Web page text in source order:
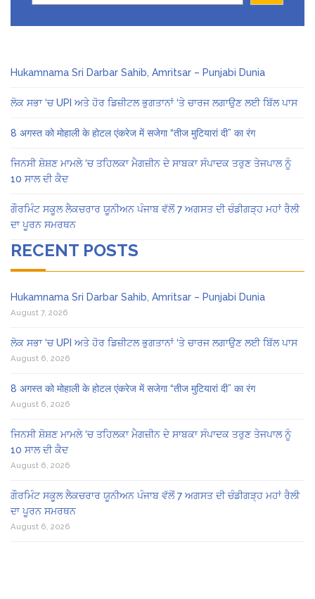
Hukamnama Sri Darbar Sahib, Amritsar – Punjabi Dunia
ਲੋਕ ਸਭਾ ‘ਚ UPI ਅਤੇ ਹੋਰ ਡਿਜ਼ੀਟਲ ਭੁਗਤਾਨਾਂ ‘ਤੇ ਚਾਰਜ ਲਗਾਉਣ ਲਈ ਬਿੱਲ ਪਾਸ
8 अगस्त को मोहाली के होटल एंकरेज में सजेगा “तीज मुटियारां दी” का रंग
ਜਿਨਸੀ ਸ਼ੋਸ਼ਣ ਮਾਮਲੇ ‘ਚ ਤਹਿਲਕਾ ਮੈਗਜ਼ੀਨ ਦੇ ਸਾਬਕਾ ਸੰਪਾਦਕ ਤਰੁਣ ਤੇਜਪਾਲ ਨੂੰ
10 ਸਾਲ ਦੀ ਕੈਦ
ਗੌਰਮਿੰਟ ਸਕੂਲ ਲੈਕਚਰਾਰ ਯੂਨੀਅਨ ਪੰਜਾਬ ਵੱਲੋਂ 7 ਅਗਸਤ ਦੀ ਚੰਡੀਗੜ੍ਹ ਮਹਾਂ ਰੈਲੀ
ਦਾ ਪੂਰਨ ਸਮਰਥਨ
RECENT POSTS
Hukamnama Sri Darbar Sahib, Amritsar – Punjabi Dunia
August 7, 2026
ਲੋਕ ਸਭਾ ‘ਚ UPI ਅਤੇ ਹੋਰ ਡਿਜ਼ੀਟਲ ਭੁਗਤਾਨਾਂ ‘ਤੇ ਚਾਰਜ ਲਗਾਉਣ ਲਈ ਬਿੱਲ ਪਾਸ
August 6, 2026
8 अगस्त को मोहाली के होटल एंकरेज में सजेगा “तीज मुटियारां दी” का रंग
August 6, 2026
ਜਿਨਸੀ ਸ਼ੋਸ਼ਣ ਮਾਮਲੇ ‘ਚ ਤਹਿਲਕਾ ਮੈਗਜ਼ੀਨ ਦੇ ਸਾਬਕਾ ਸੰਪਾਦਕ ਤਰੁਣ ਤੇਜਪਾਲ ਨੂੰ
10 ਸਾਲ ਦੀ ਕੈਦ
August 6, 2026
ਗੌਰਮਿੰਟ ਸਕੂਲ ਲੈਕਚਰਾਰ ਯੂਨੀਅਨ ਪੰਜਾਬ ਵੱਲੋਂ 7 ਅਗਸਤ ਦੀ ਚੰਡੀਗੜ੍ਹ ਮਹਾਂ ਰੈਲੀ
ਦਾ ਪੂਰਨ ਸਮਰਥਨ
August 6, 2026